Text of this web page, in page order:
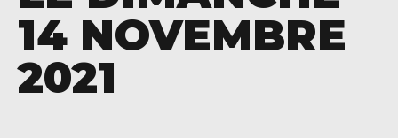
14 NOVEMBRE
2021